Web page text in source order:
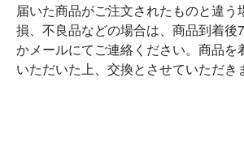
届いた商品がご注文されたものと違う
損、不良品などの場合は、商品到着後
かメールにてご連絡ください。商品を
いただいた上、交換とさせていただき